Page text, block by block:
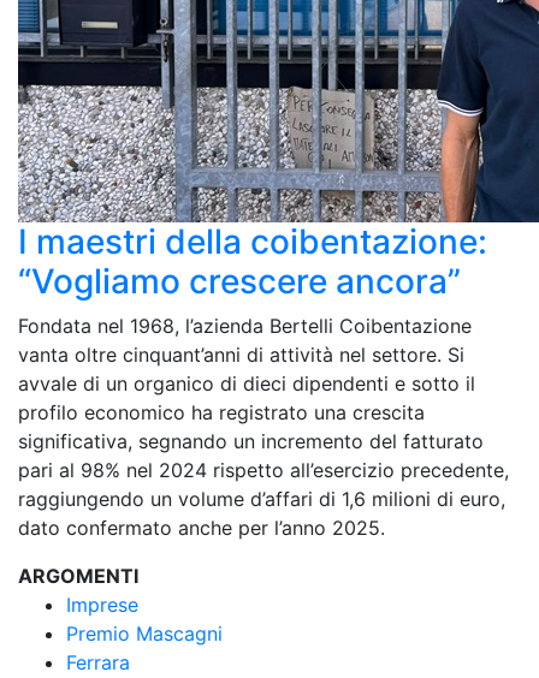
I maestri della coibentazione:
“Vogliamo crescere ancora”
Fondata nel 1968, l’azienda Bertelli Coibentazione
vanta oltre cinquant’anni di attività nel settore. Si
avvale di un organico di dieci dipendenti e sotto il
profilo economico ha registrato una crescita
significativa, segnando un incremento del fatturato
pari al 98% nel 2024 rispetto all’esercizio precedente,
raggiungendo un volume d’affari di 1,6 milioni di euro,
dato confermato anche per l’anno 2025.
ARGOMENTI
Imprese
Premio Mascagni
Ferrara